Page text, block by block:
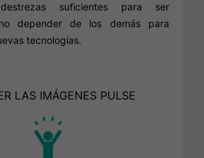
suficientes para ser
depender de los demás para
tecnologías.
LAS IMÁGENES PULSE